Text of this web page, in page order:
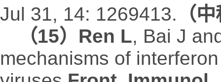
Jul 31, 14: 1269413. （
（15）Ren L, Bai J
mechanisms of